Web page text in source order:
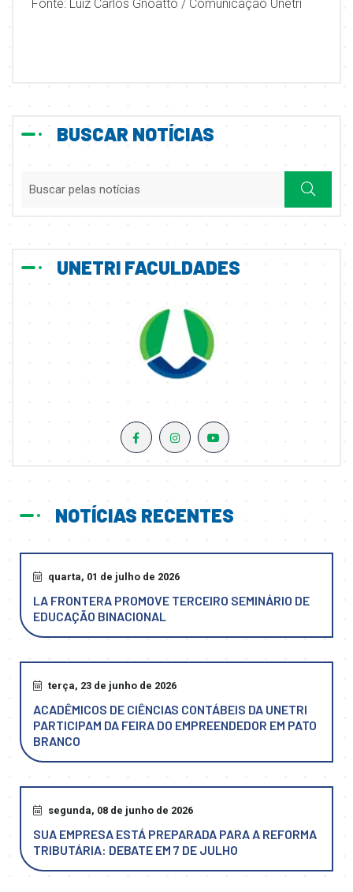
Fonte: Luiz Carlos Gnoatto / Comunicação Unetri
BUSCAR NOTÍCIAS
UNETRI FACULDADES
NOTÍCIAS RECENTES
quarta, 01 de julho de 2026
LA FRONTERA PROMOVE TERCEIRO SEMINÁRIO DE
EDUCAÇÃO BINACIONAL
terça, 23 de junho de 2026
ACADÊMICOS DE CIÊNCIAS CONTÁBEIS DA UNETRI
PARTICIPAM DA FEIRA DO EMPREENDEDOR EM PATO
BRANCO
segunda, 08 de junho de 2026
SUA EMPRESA ESTÁ PREPARADA PARA A REFORMA
TRIBUTÁRIA: DEBATE EM 7 DE JULHO